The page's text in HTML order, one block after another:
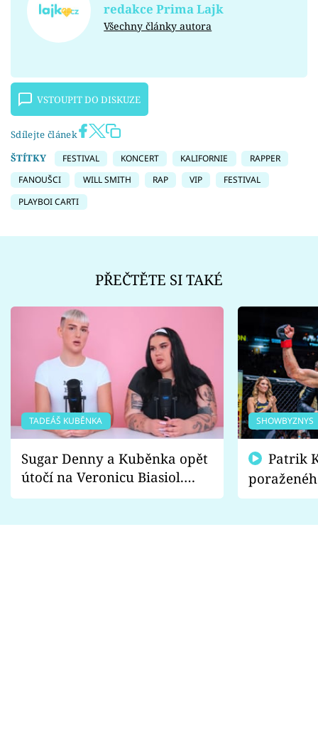
redakce Prima Lajk
Všechny články autora
VSTOUPIT DO DISKUZE
Sdílejte článek
ŠTÍTKY
FESTIVAL KONCERT KALIFORNIE
RAPPER
FANOUŠCI
WILL SMITH RAP VIP
FESTIVAL
PLAYBOI CARTI
PŘEČTĚTE SI TAKÉ
TADEÁŠ KUBĚNKA
Sugar Denny a Kuběnka opět
útočí na Veronicu Biasiol.
Proč je podle nich falešná a
SHOWBYZNYS
fanoušci